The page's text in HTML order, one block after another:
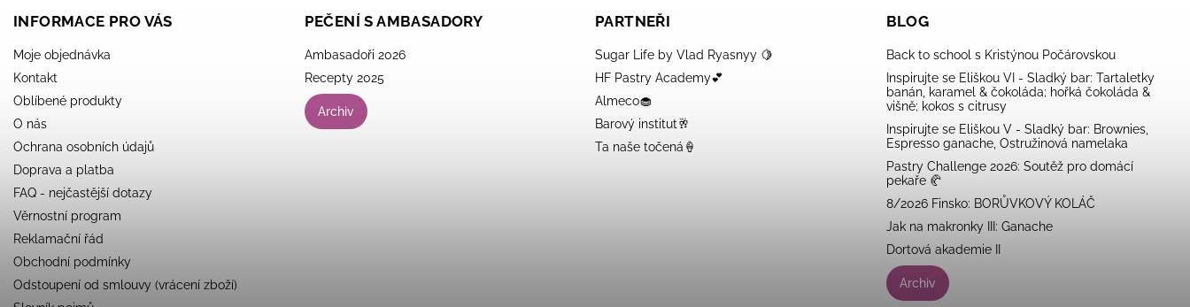
INFORMACE PRO VÁS
Moje objednávka
Kontakt
Oblíbené produkty
O nás
Ochrana osobních údajů
Doprava a platba
FAQ - nejčastější dotazy
Věrnostní program
Reklamační řád
Obchodní podmínky
Odstoupení od smlouvy (vrácení zboží)
PEČENÍ S AMBASADORY
Ambasadoři 2026
Recepty 2025
Archiv
PARTNEŘI
Sugar Life by Vlad Ryasnyy 🍋
HF Pastry Academy💕
Almeco🧁
Barový institut🥂
Ta naše točená🍦
BLOG
Back to school s Kristýnou Počárovskou
Inspirujte se Eliškou VI - Sladký bar: Tartaletky
banán, karamel & čokoláda; hořká čokoláda &
višně; kokos s citrusy
Inspirujte se Eliškou V - Sladký bar: Brownies,
Espresso ganache, Ostružinová namelaka
Pastry Challenge 2026: Soutěž pro domácí
pekaře 🥐
8/2026 Finsko: BORŮVKOVÝ KOLÁČ
Jak na makronky III: Ganache
Dortová akademie II
Archiv